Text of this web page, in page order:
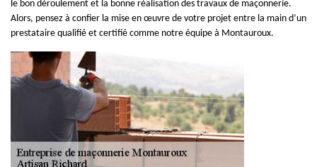
le bon déroulement et la bonne réalisation des travaux de maçonnerie.
Alors, pensez à confier la mise en œuvre de votre projet entre la main d’un
prestataire qualifié et certifié comme notre équipe à Montauroux.